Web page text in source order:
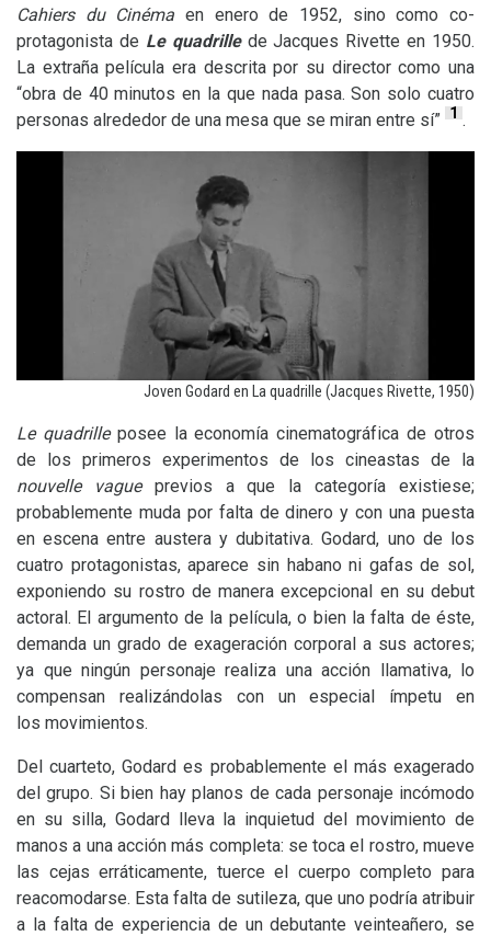
Cahiers du Cinéma en enero de 1952, sino como co-
protagonista de Le quadrillede Jacques Rivette en 1950.
La extraña película era descrita por su director como una
“obra de 40 minutos en la que nada pasa. Son solo cuatro
personas alrededor de una mesa que se miran entre sí” 1 .
Joven Godard en La quadrille (Jacques Rivette, 1950)
Le quadrille posee la economía cinematográfica de otros
de los primeros experimentos de los cineastas de la
nouvelle vague previos a que la categoría existiese;
probablemente muda por falta de dinero y con una puesta
en escena entre austera y dubitativa. Godard, uno de los
cuatro protagonistas, aparece sin habano ni gafas de sol,
exponiendo su rostro de manera excepcional en su debut
actoral. El argumento de la película, o bien la falta de éste,
demanda un grado de exageración corporal a sus actores;
ya que ningún personaje realiza una acción llamativa, lo
compensan realizándolas con un especial ímpetu en
los movimientos.
Del cuarteto, Godard es probablemente el más exagerado
del grupo. Si bien hay planos de cada personaje incómodo
en su silla, Godard lleva la inquietud del movimiento de
manos a una acción más completa: se toca el rostro, mueve
las cejas erráticamente, tuerce el cuerpo completo para
reacomodarse. Esta falta de sutileza, que uno podría atribuir
a la falta de experiencia de un debutante veinteañero, se